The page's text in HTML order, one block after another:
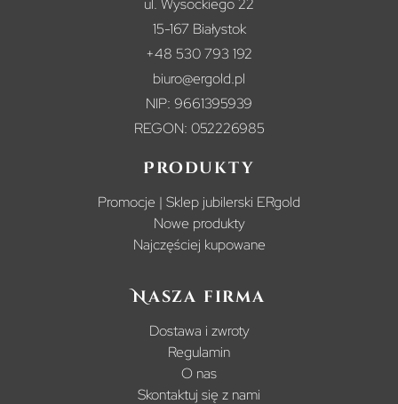
ul. Wysockiego 22
15-167 Białystok
+48 530 793 192
biuro@ergold.pl
NIP: 9661395939
REGON: 052226985
Produkty
Promocje | Sklep jubilerski ERgold
Nowe produkty
Najczęściej kupowane
Nasza firma
Dostawa i zwroty
Regulamin
O nas
Skontaktuj się z nami